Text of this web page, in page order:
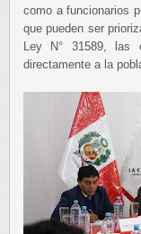
como a funcionarios
que pueden ser
Ley N° 31589,
las
directamente a la